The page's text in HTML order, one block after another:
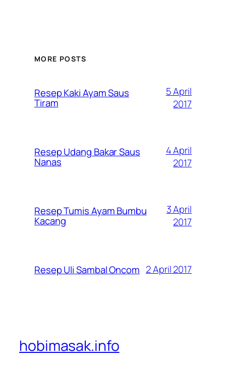
MORE POSTS
Resep Kaki Ayam Saus
Tiram
5 April
2017
Resep Udang Bakar Saus
Nanas
4 April
2017
Resep Tumis Ayam Bumbu
Kacang
3 April
2017
Resep Uli Sambal Oncom 2 April 2017
hobimasak.info